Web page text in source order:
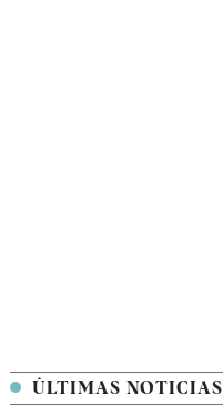
ÚLTIMAS NOTICIAS